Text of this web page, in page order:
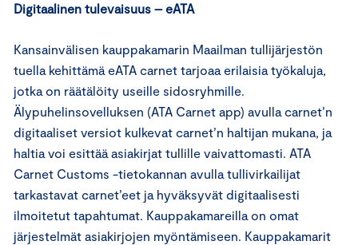
Digitaalinen tulevaisuus – eATA
Kansainvälisen kauppakamarin Maailman tullijärjestön
tuella kehittämä eATA carnet tarjoaa erilaisia työkaluja,
jotka on räätälöity useille sidosryhmille.
Älypuhelinsovelluksen (ATA Carnet app) avulla carnet’n
digitaaliset versiot kulkevat carnet’n haltijan mukana, ja
haltia voi esittää asiakirjat tullille vaivattomasti. ATA
Carnet Customs -tietokannan avulla tullivirkailijat
tarkastavat carnet’eet ja hyväksyvät digitaalisesti
ilmoitetut tapahtumat. Kauppakamareilla on omat
järjestelmät asiakirjojen myöntämiseen. Kauppakamarit